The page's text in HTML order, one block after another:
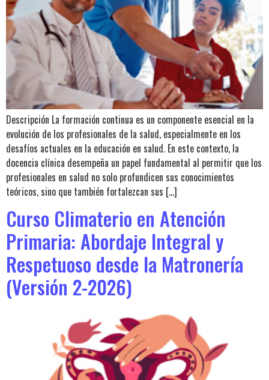
Descripción La formación continua es un componente esencial en la
evolución de los profesionales de la salud, especialmente en los
desafíos actuales en la educación en salud. En este contexto, la
docencia clínica desempeña un papel fundamental al permitir que los
profesionales en salud no solo profundicen sus conocimientos
teóricos, sino que también fortalezcan sus […]
Curso Climaterio en Atención
Primaria: Abordaje Integral y
Respetuoso desde la Matronería
(Versión 2-2026)